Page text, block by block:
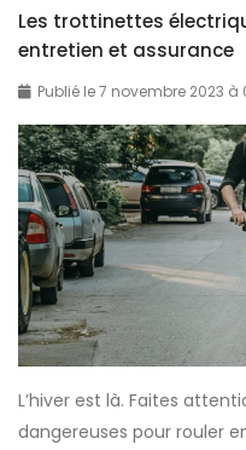
m
e
b
i
e
n
s
e
p
r
o
t
e
u
t
-
o
n
t
r
e
r
u
Les trottinettes
entretien et assurance
Publié le 7 novembre 2023 à
L’hiver est là. Faites
dangereuses pour rouler